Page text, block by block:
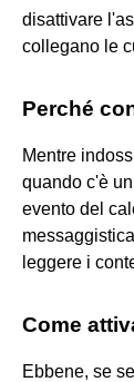
disattivare
collegano le
Perché
Mentre
quando c'è
evento del
leggere i
Come
Ebbene, se